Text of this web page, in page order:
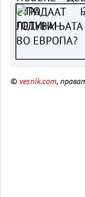
© vesnik.com,